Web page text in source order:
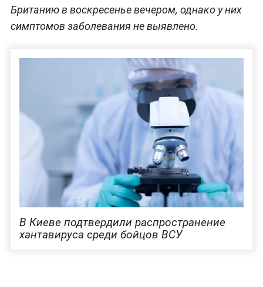
Британию в воскресенье вечером, однако у них
симптомов заболевания не выявлено.
В Киеве подтвердили распространение
хантавируса среди бойцов ВСУ